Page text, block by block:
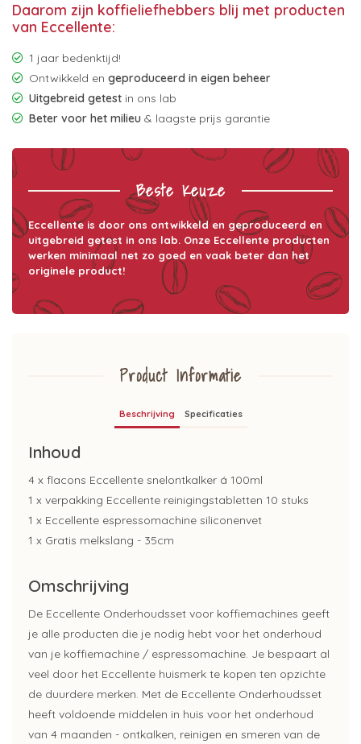
Daarom zijn koffieliefhebbers blij met producten
van Eccellente:
1 jaar bedenktijd!
Ontwikkeld en geproduceerd in eigen beheer
Uitgebreid getest in ons lab
Beter voor het milieu & laagste prijs garantie
Beste Keuze
Eccellente is door ons ontwikkeld en geproduceerd en
uitgebreid getest in ons lab. Onze Eccellente producten
werken minimaal net zo goed en vaak beter dan het
originele product!
Product Informatie
Beschrijving Specificaties
Inhoud
4 x flacons Eccellente snelontkalker á 100ml
1 x verpakking Eccellente reinigingstabletten 10 stuks
1 x Eccellente espressomachine siliconenvet
1 x Gratis melkslang - 35cm
Omschrijving
De Eccellente Onderhoudsset voor koffiemachines geeft
je alle producten die je nodig hebt voor het onderhoud
van je koffiemachine / espressomachine. Je bespaart al
veel door het Eccellente huismerk te kopen ten opzichte
de duurdere merken. Met de Eccellente Onderhoudsset
heeft voldoende middelen in huis voor het onderhoud
van 4 maanden - ontkalken, reinigen en smeren van de